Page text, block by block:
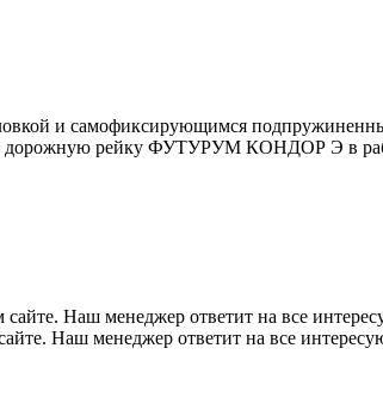
и самофиксирующимся
дорожную рейку ФУТУРУМ КОНДОР Э в
Наш менеджер ответит на все
Наш менеджер ответит на все